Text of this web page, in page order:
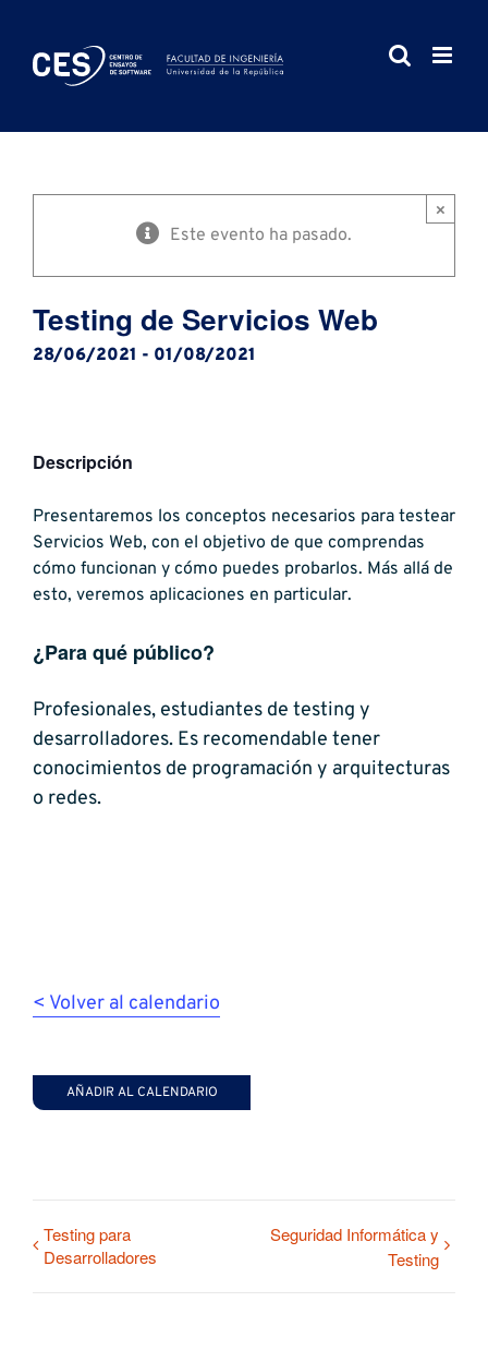
contenido
Este evento ha pasado.
×
Testing de Servicios Web
28/06/2021 - 01/08/2021
Descripción
Presentaremos los conceptos necesarios para testear
Servicios Web, con el objetivo de que comprendas
cómo funcionan y cómo puedes probarlos. Más allá de
esto, veremos aplicaciones en particular.
¿Para qué público?
Profesionales, estudiantes de testing y
desarrolladores. Es recomendable tener
conocimientos de programación y arquitecturas
o redes.
< Volver al calendario
AÑADIR AL CALENDARIO
Testing para
Desarrolladores
Seguridad Informática y
Testing